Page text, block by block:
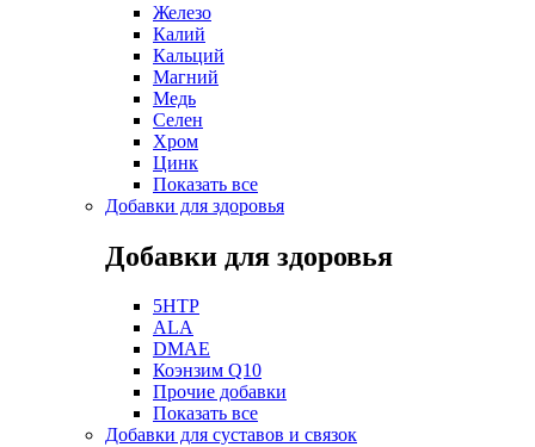
Железо
Калий
Кальций
Магний
Медь
Селен
Хром
Цинк
Показать все
Добавки для здоровья
Добавки для здоровья
5HTP
ALA
DMAE
Коэнзим Q10
Прочие добавки
Показать все
Добавки для суставов и связок